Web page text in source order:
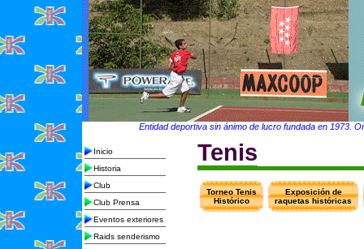
Entidad deportiva sin ánimo de lucro fundada en 1973.
Inicio
Historia
Club
Club Prensa
Eventos exteriores
Raids senderismo
Tenis
Torneo Tenis
Histórico
Exposición de
raquetas históricas